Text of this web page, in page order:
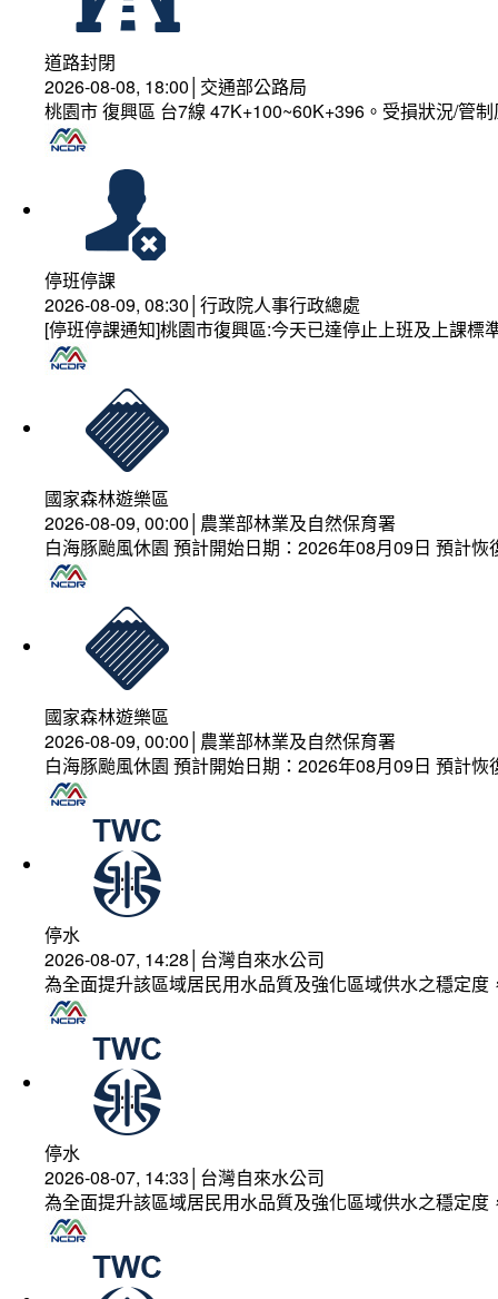
道路封閉
2026-08-08, 18:00│交通部公路局
桃園市 復興區 台7線 47K+100~60K+396。受損狀況/管
停班停課
2026-08-09, 08:30│行政院人事行政總處
[停班停課通知]桃園市復興區:今天已達停止上班及上課
國家森林遊樂區
2026-08-09, 00:00│農業部林業及自然保育署
白海豚颱風休園 預計開始日期：2026年08月09日 預計
國家森林遊樂區
2026-08-09, 00:00│農業部林業及自然保育署
白海豚颱風休園 預計開始日期：2026年08月09日 預計
停水
2026-08-07, 14:28│台灣自來水公司
為全面提升該區域居民用水品質及強化區域供水之穩定
停水
2026-08-07, 14:33│台灣自來水公司
為全面提升該區域居民用水品質及強化區域供水之穩定